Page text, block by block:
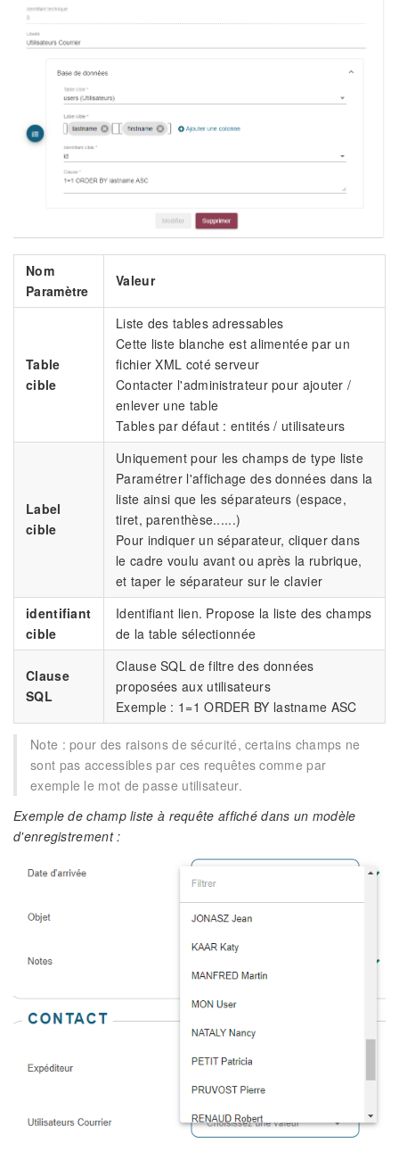
Nom
Paramètre
Valeur
Table
cible
Liste des tables adressables
Cette liste blanche est alimentée par un
fichier XML coté serveur
Contacter l'administrateur pour ajouter /
enlever une table
Tables par défaut : entités / utilisateurs
Label
cible
Uniquement pour les champs de type liste
Paramétrer l'affichage des données dans la
liste ainsi que les séparateurs (espace,
tiret, parenthèse......)
Pour indiquer un séparateur, cliquer dans
le cadre voulu avant ou après la rubrique,
et taper le séparateur sur le clavier
identifiant
cible
Identifiant lien. Propose la liste des champs
de la table sélectionnée
Clause
SQL
Clause SQL de filtre des données
proposées aux utilisateurs
Exemple : 1=1 ORDER BY lastname ASC
Note : pour des raisons de sécurité, certains champs ne
sont pas accessibles par ces requêtes comme par
exemple le mot de passe utilisateur.
Exemple de champ liste à requête affiché dans un modèle
d'enregistrement :